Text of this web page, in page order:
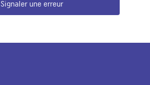
Signaler une erreur